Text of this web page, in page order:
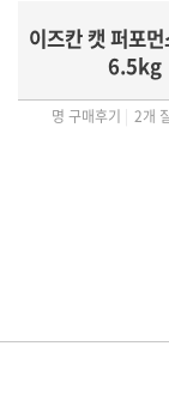
이즈칸 캣 퍼포
6.5kg
명 구매후기 2개